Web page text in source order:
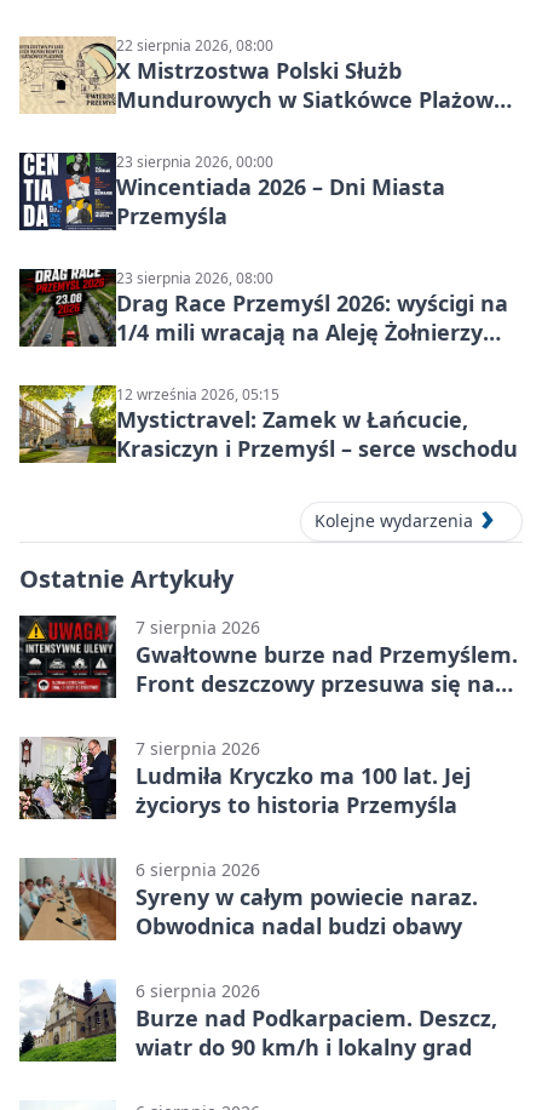
22 sierpnia 2026, 08:00
X Mistrzostwa Polski Służb
Mundurowych w Siatkówce Plażowej
23 sierpnia 2026, 00:00
Wincentiada 2026 – Dni Miasta
Przemyśla
23 sierpnia 2026, 08:00
Drag Race Przemyśl 2026: wyścigi na
1/4 mili wracają na Aleję Żołnierzy
12 września 2026, 05:15
Mystictravel: Zamek w Łańcucie,
Krasiczyn i Przemyśl – serce wschodu
Kolejne wydarzenia
Ostatnie Artykuły
7 sierpnia 2026
Gwałtowne burze nad Przemyślem.
Front deszczowy przesuwa się na
7 sierpnia 2026
Ludmiła Kryczko ma 100 lat. Jej
życiorys to historia Przemyśla
6 sierpnia 2026
Syreny w całym powiecie naraz.
Obwodnica nadal budzi obawy
6 sierpnia 2026
Burze nad Podkarpaciem. Deszcz,
wiatr do 90 km/h i lokalny grad